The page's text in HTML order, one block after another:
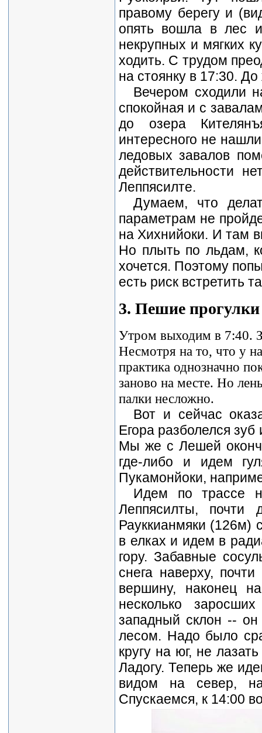
правому берегу и
опять вошла в лес
некрупных и мягких
ходить. С трудом
на стоянку в 17:30.
Вечером сходили
спокойная и с
до озера
интересного не
ледовых завалов
действительности
Леппясилте.
Думаем, что
параметрам не
на Хихнийоки. И там
Но плыть по льдам,
хочется. Поэтому
есть риск встретить
3. Пешие прогулки
Утром выходим в 7:40.
Несмотря на то, что у
практика однозначно
заново на месте. Но
палки несложно.
Вот и сейчас
Егора разболелся
Мы же с Лешей
где-либо и идем
Пукамонйоки,
Идем по трассе
Леппясилты,
Рауккианмяки (126м)
в елках и идем в
гору. Забавные
снега наверху,
вершину, наконец
несколько
западный склон --
лесом. Надо было
кругу на юг, не
Ладогу. Теперь же
видом на север,
Спускаемся, к 14:00